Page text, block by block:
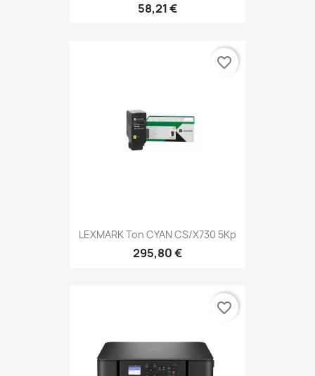
58,21 €
LEXMARK Ton CYAN CS/X730 5Kp
295,80 €
favorite_border
favorite_border